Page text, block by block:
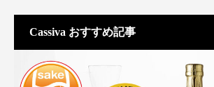
Cassiva おすすめ記事